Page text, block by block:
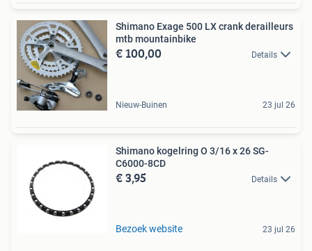
Shimano Exage 500 LX crank derailleurs
mtb mountainbike
€ 100,00 Details
Nieuw-Buinen 23 jul 26
Shimano kogelring O 3/16 x 26 SG-
C6000-8CD
€ 3,95 Details
Bezoek website 23 jul 26